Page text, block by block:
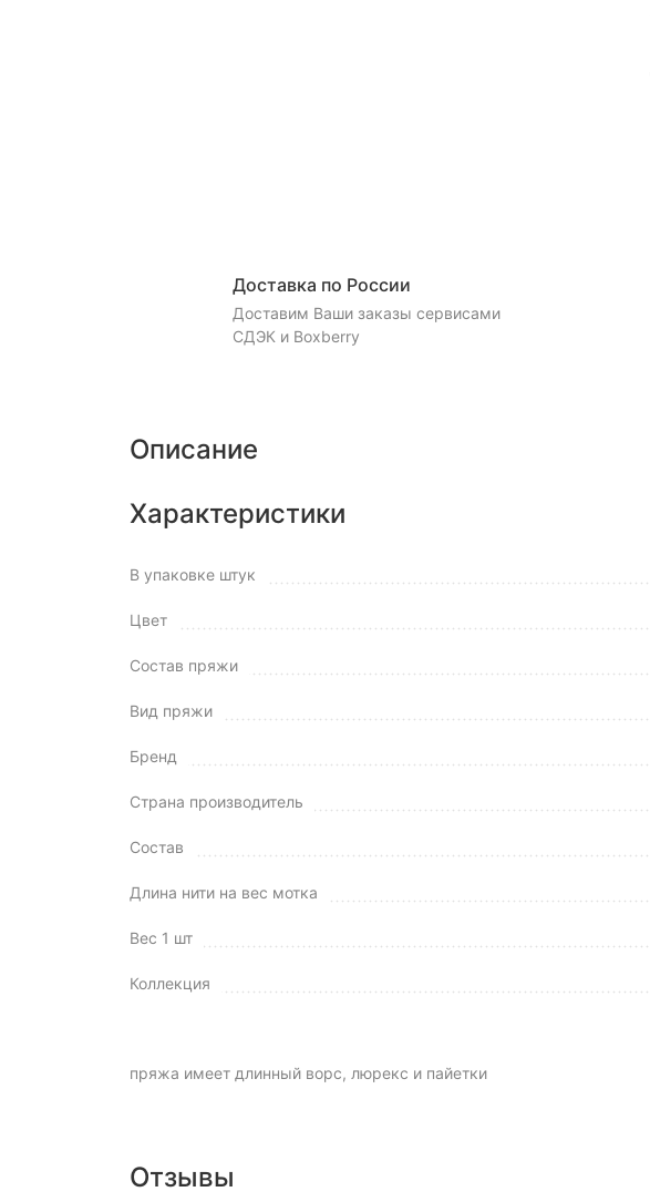
Доставка по России
Доставим Ваши заказы сервисами
СДЭК и Boxberry
Описание
Характеристики
В упаковке штук
Цвет
Состав пряжи
Вид пряжи
Бренд
Страна производитель
Состав
Длина нити на вес мотка
Вес 1 шт
Коллекция
пряжа имеет длинный ворс, люрекс и пайетки
Отзывы